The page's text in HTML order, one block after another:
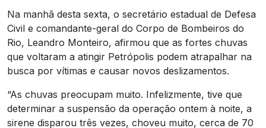
Na manhã desta sexta, o secretário estadual de Defesa
Civil e comandante-geral do Corpo de Bombeiros do
Rio, Leandro Monteiro, afirmou que as fortes chuvas
que voltaram a atingir Petrópolis podem atrapalhar na
busca por vítimas e causar novos deslizamentos.
“As chuvas preocupam muito. Infelizmente, tive que
determinar a suspensão da operação ontem à noite, a
sirene disparou três vezes, choveu muito, cerca de 70